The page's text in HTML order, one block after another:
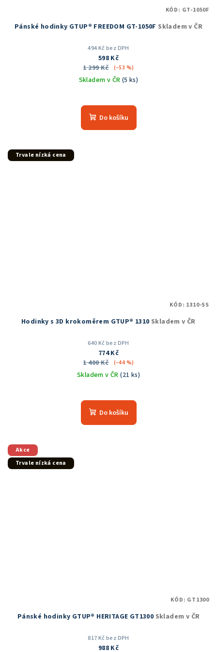
Pánské hodinky GTUP® FREEDOM GT-1050F Skladem v ČR
494 Kč bez DPH
598 Kč
1 299 Kč
(–53 %)
Skladem v ČR (5 ks)
hodnocení
produktu
Do košíku
KÓD: GT-1050F
Trvale nízká cena
Hodinky s 3D krokoměrem GTUP® 1310 Skladem v ČR
640 Kč bez DPH
774 Kč
1 400 Kč
(–44 %)
Skladem v ČR(21 ks)
Do košíku
KÓD: 1310-SS
Akce
Trvale nízká cena
Pánské hodinky GTUP® HERITAGE GT1300 Skladem v ČR
817 Kč bez DPH
988 Kč
KÓD: GT1300